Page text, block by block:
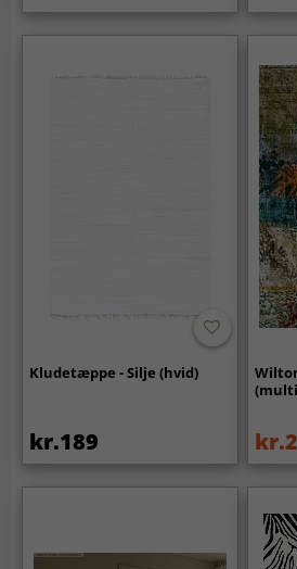
Kludetæppe - Silje (hvid)
kr.189